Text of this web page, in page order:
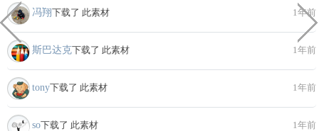
冯翔下载了 此素材 1年前
斯巴达克下载了 此素材 1年前
tony下载了 此素材 1年前
so下载了 此素材 1年前